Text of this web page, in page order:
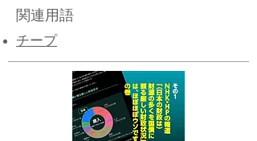
関連用語
チープ